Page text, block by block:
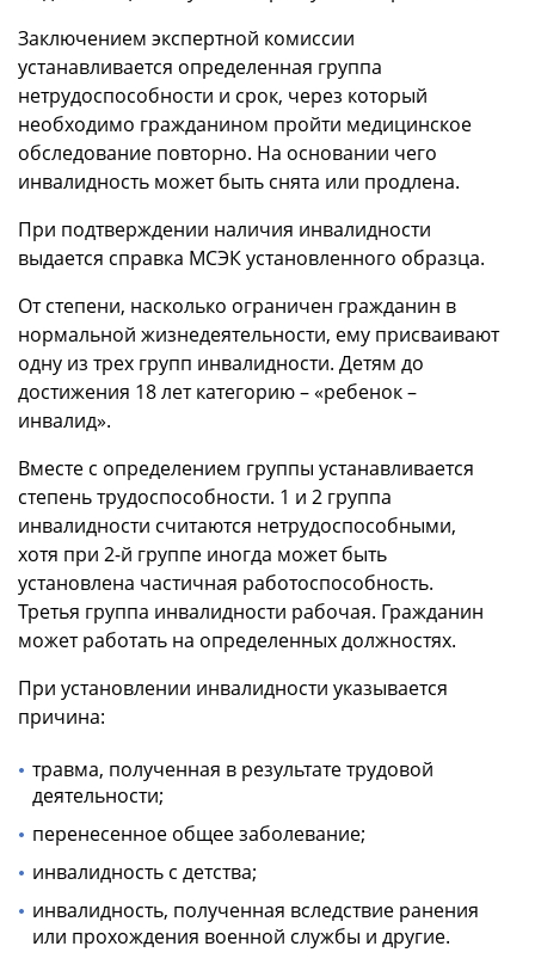
Заключением экспертной комиссии
устанавливается определенная группа
нетрудоспособности и срок, через который
необходимо гражданином пройти медицинское
обследование повторно. На основании чего
инвалидность может быть снята или продлена.
При подтверждении наличия инвалидности
выдается справка МСЭК установленного образца.
От степени, насколько ограничен гражданин в
нормальной жизнедеятельности, ему присваивают
одну из трех групп инвалидности. Детям до
достижения 18 лет категорию – «ребенок –
инвалид».
Вместе с определением группы устанавливается
степень трудоспособности. 1 и 2 группа
инвалидности считаются нетрудоспособными,
хотя при 2-й группе иногда может быть
установлена частичная работоспособность.
Третья группа инвалидности рабочая. Гражданин
может работать на определенных должностях.
При установлении инвалидности указывается
причина:
травма, полученная в результате трудовой
деятельности;
перенесенное общее заболевание;
инвалидность с детства;
инвалидность, полученная вследствие ранения
или прохождения военной службы и другие.